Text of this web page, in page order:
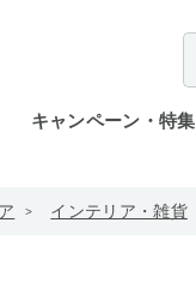
キャンペーン・特集
インテリア・雑貨